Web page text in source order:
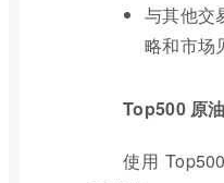
与其他交
略和市场
Top500 原
使用